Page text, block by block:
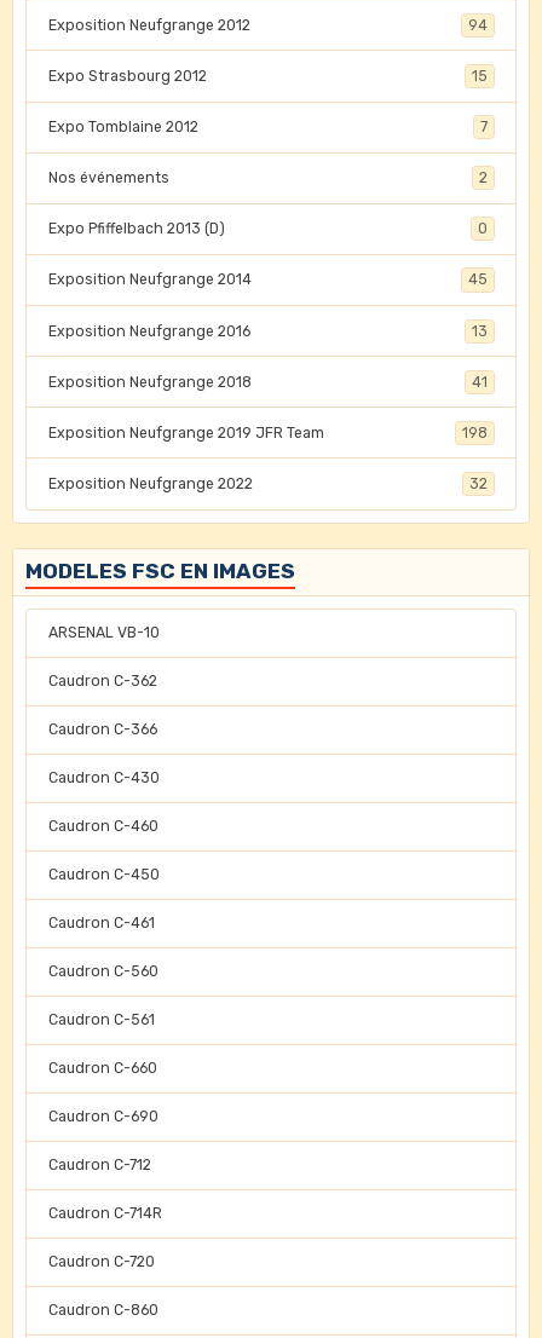
Exposition Neufgrange 2012 94
Expo Strasbourg 2012 15
Expo Tomblaine 2012 7
Nos événements 2
Expo Pfiffelbach 2013 (D) 0
Exposition Neufgrange 2014 45
Exposition Neufgrange 2016 13
Exposition Neufgrange 2018 41
Exposition Neufgrange 2019 JFR Team 198
Exposition Neufgrange 2022 32
MODELES FSC EN IMAGES
ARSENAL VB-10
Caudron C-362
Caudron C-366
Caudron C-430
Caudron C-460
Caudron C-450
Caudron C-461
Caudron C-560
Caudron C-561
Caudron C-660
Caudron C-690
Caudron C-712
Caudron C-714R
Caudron C-720
Caudron C-860